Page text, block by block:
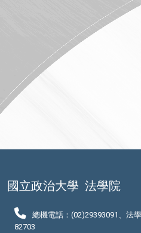
國立政治大學 法學院
總機電話：(02)29393091、法
82703